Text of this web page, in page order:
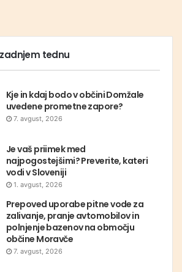
tednu
Kje in kdaj bodo v občini Domžale
uvedene prometne zapore?
7. avgust, 2026
Je vaš priimek med
najpogostejšimi? Preverite, kateri
vodi v Sloveniji
1. avgust, 2026
Prepoved uporabe pitne vode za
zalivanje, pranje avtomobilov in
polnjenje bazenov na območju
občine Moravče
7. avgust, 2026